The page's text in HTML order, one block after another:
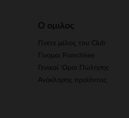
Ο ομιλος
Γίνετε μέλος του Club
Γίνομαι Franchisee
Γενικοί 'Οροι Πώλησης
Ανάκλησης προϊόντος